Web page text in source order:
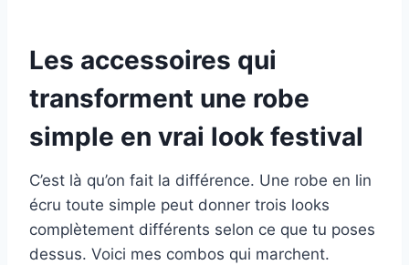
Les accessoires qui
transforment une robe
simple en vrai look festival
C’est là qu’on fait la différence. Une robe en lin
écru toute simple peut donner trois looks
complètement différents selon ce que tu poses
dessus. Voici mes combos qui marchent.